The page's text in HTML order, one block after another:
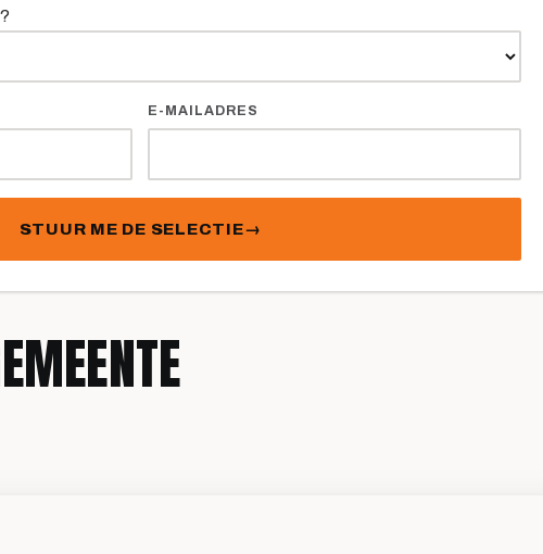
E-MAILADRES
STUUR ME DE SELECTIE